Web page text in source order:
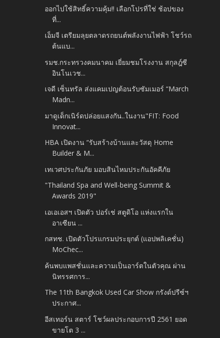
ออกไปใช้สิทธิ์ความคุ้ม!! เลือกโปรที่ใช่ ช้อปของ
ที่...
เอ็มจี เตรียมลุยตลาดรถยนต์พลังงานไฟฟ้า โชว์รถ
ต้นแบ...
รมช.กระทรวงคมนาคม เยี่ยมชมโรงงาน สกุลฎ์ซี
อินโนเวช...
เจดี เซ็นทรัล ส่งแคมเปญต้อนรับซัมเมอร์ “March
Madn...
มาดูเด็กเนิร์ดปล่อยแสงกัน..ในงาน"FIT: Food
Innovat...
HBA เปิดงาน “รับสร้างบ้านและวัสดุ Home
Builder & M...
เทเวศประกันภัย มอบสินไหมประกันอัคคีภัย
"Thailand Spa and Well-being Summit &
Awards 2019"
เอเอเอสฯ เปิดตัว ปอร์เช่ สตูดิโอ แห่งแรกใน
อาเซียน ...
กสทช. เปิดตัวโปรแกรมประยุกต์ (แอปพลิเคชั่น)
MoChec...
ค้นพบแพสชั่นและความเป็นอาร์ตในตัวคุณ ผ่าน
นิทรรศการ...
The 11th Bangkok Used Car Show กรังด์ปรีซ์ฯ
ประกาศ...
อีสเทอร์น สตาร์ โชว์ผลประกอบการปี 2561 ยอด
ขายโต 3 ...